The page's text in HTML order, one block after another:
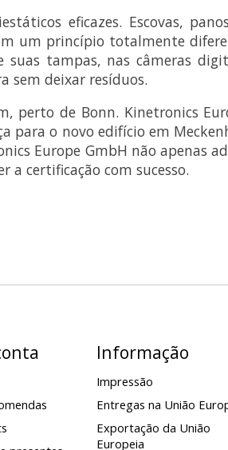
eficazes. Escovas,
um princípio totalmente
suas tampas, nas câmeras
sem deixar resíduos.
perto de Bonn. Kinetronics
o novo edifício em
Europe GmbH não apenas
a certificação com sucesso.
Informação
Impressão
Entregas na União
Exportação da União
Europeia